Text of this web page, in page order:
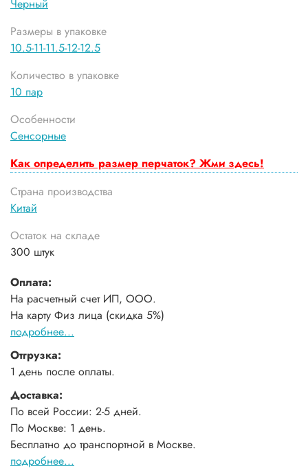
Черный
Размеры в упаковке
10.5-11-11.5-12-12.5
Количество в упаковке
10 пар
Особенности
Сенсорные
Как определить размер перчаток? Жми здесь!
Страна производства
Китай
Остаток на складе
300 штук
Оплата:
На расчетный счет ИП, ООО.
На карту Физ лица (скидка 5%)
подробнее...
Отгрузка:
1 день после оплаты.
Доставка:
По всей России: 2-5 дней.
По Москве: 1 день.
Бесплатно до транспортной в Москве.
подробнее...